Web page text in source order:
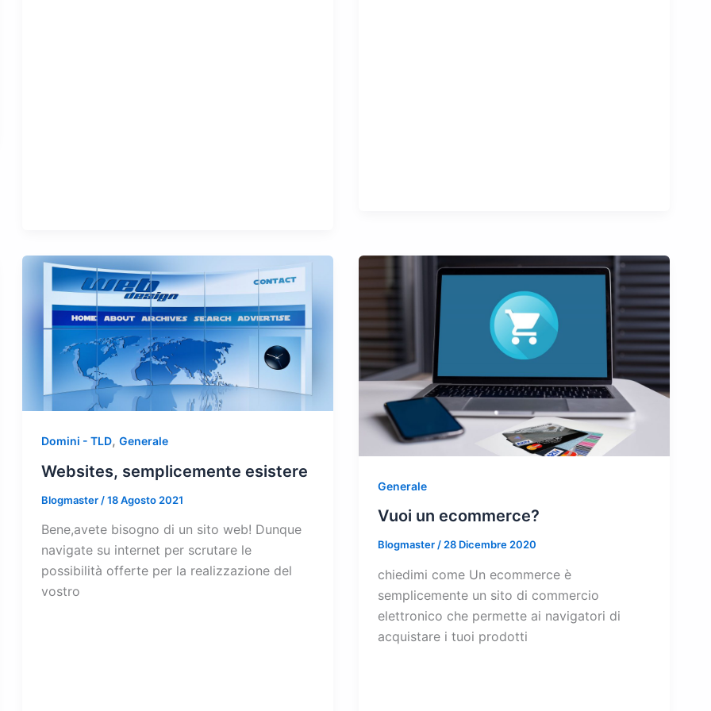
Domini - TLD, Generale
Websites, semplicemente esistere
Blogmaster /18 Agosto 2021
Bene,avete bisogno di un sito web! Dunque
navigate su internet per scrutare le
possibilità offerte per la realizzazione del
vostro
Generale
Vuoi un ecommerce?
Blogmaster/28 Dicembre 2020
chiedimi come Un ecommerce è
semplicemente un sito di commercio
elettronico che permette ai navigatori di
acquistare i tuoi prodotti